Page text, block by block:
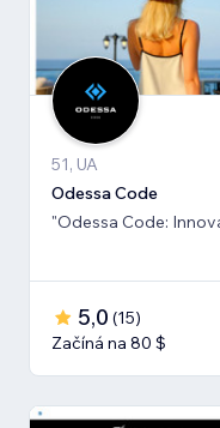
51, UA
Odessa Code
"Odessa Code:
5,0 (15)
Začíná na 80 $